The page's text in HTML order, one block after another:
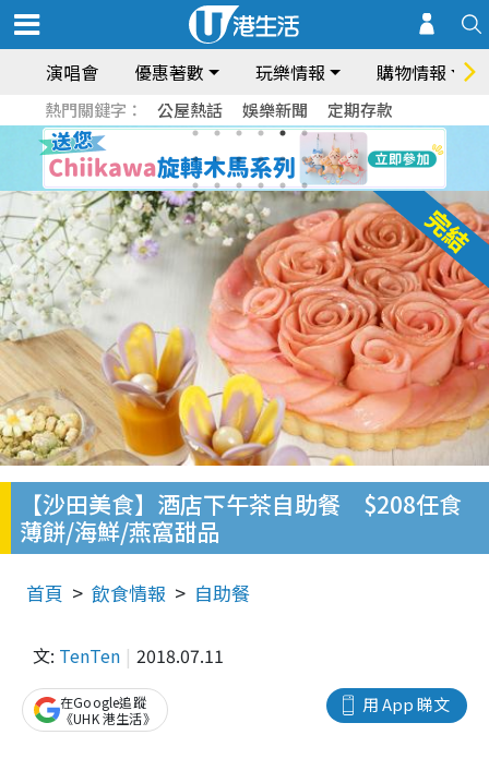
演唱會 優惠著數 玩樂情報 購物情報
熱門關鍵字： 公屋熱話 娛樂新聞 定期存款
【沙田美食】酒店下午茶自助餐 $208任食
薄餅/海鮮/燕窩甜品
首頁 飲食情報 自助餐
文: TenTen 2018.07.11
用 App 睇文
在Google追蹤
《UHK 港生活》